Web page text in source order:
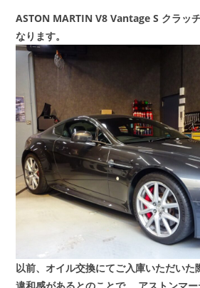
ASTON MARTIN V8 Vantage S クラッ
なります。
以前、オイル交換にてご入庫いただいた